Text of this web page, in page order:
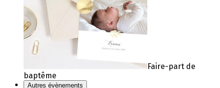
Faire-part de
baptême
Autres évènements